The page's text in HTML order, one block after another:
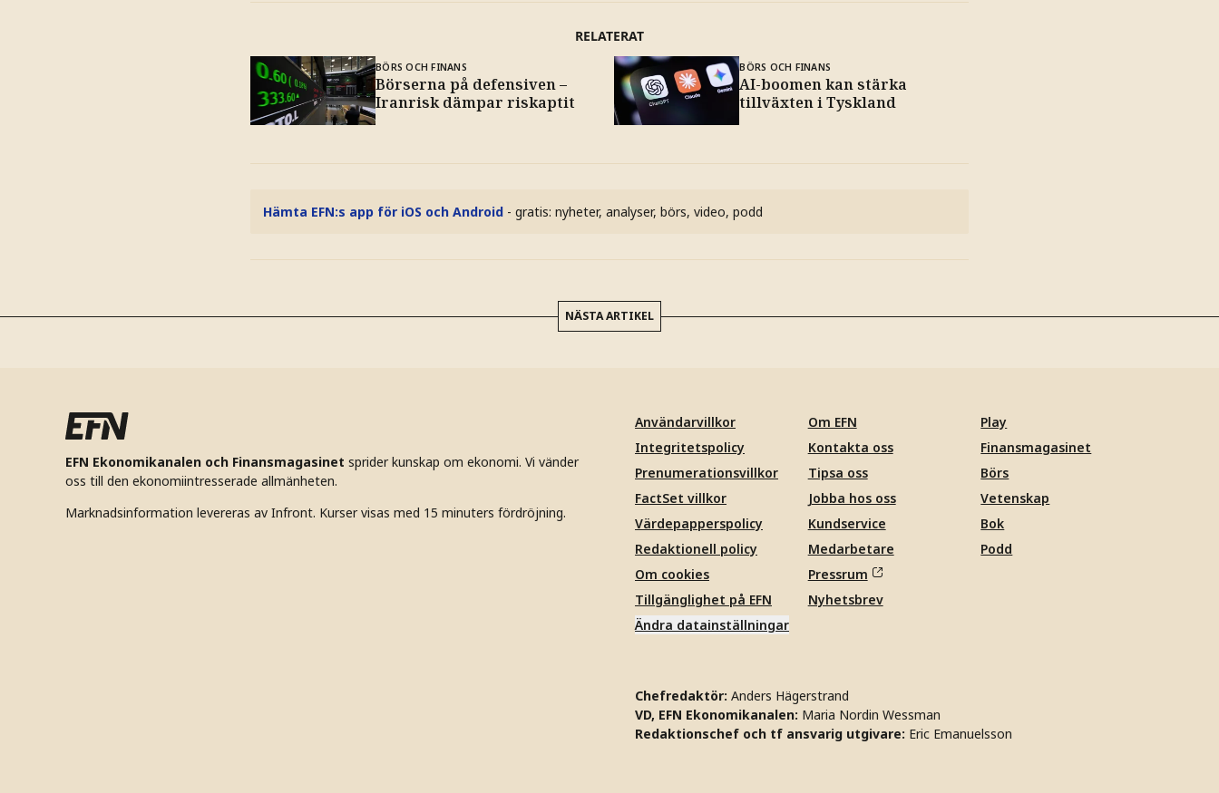
RELATERAT
BÖRS OCH FINANS
Börserna på defensiven –
Iranrisk dämpar riskaptit
BÖRS OCH FINANS
AI-boomen kan stärka
tillväxten i Tyskland
Hämta EFN:s app för iOS och Android - gratis: nyheter, analyser, börs, video, podd
NÄSTA ARTIKEL
EFN Ekonomikanalen och Finansmagasinet sprider kunskap om ekonomi. Vi vänder
oss till den ekonomiintresserade allmänheten.
Marknadsinformation levereras av Infront. Kurser visas med 15 minuters fördröjning.
Användarvillkor
Integritetspolicy
Prenumerationsvillkor
FactSet villkor
Värdepapperspolicy
Redaktionell policy
Om cookies
Tillgänglighet på EFN
Ändra datainställningar
Om EFN
Kontakta oss
Tipsa oss
Jobba hos oss
Kundservice
Medarbetare
Pressrum
Nyhetsbrev
Play
Finansmagasinet
Börs
Vetenskap
Bok
Podd
Chefredaktör: Anders Hägerstrand
VD, EFN Ekonomikanalen: Maria Nordin Wessman
Redaktionschef och tf ansvarig utgivare: Eric Emanuelsson